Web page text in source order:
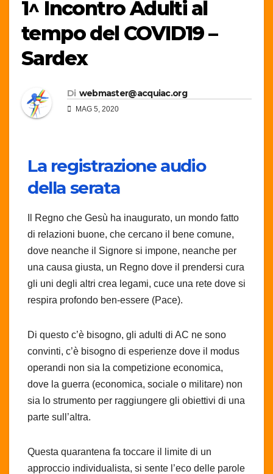
1^ Incontro Adulti al
tempo del COVID19 –
Sardex
Di webmaster@acquiac.org
MAG 5, 2020
La registrazione audio
della serata
Il Regno che Gesù ha inaugurato, un mondo fatto
di relazioni buone, che cercano il bene comune,
dove neanche il Signore si impone, neanche per
una causa giusta, un Regno dove il prendersi cura
gli uni degli altri crea legami, cuce una rete dove si
respira profondo ben-essere (Pace).
Di questo c’è bisogno, gli adulti di AC ne sono
convinti, c’è bisogno di esperienze dove il modus
operandi non sia la competizione economica,
dove la guerra (economica, sociale o militare) non
sia lo strumento per raggiungere gli obiettivi di una
parte sull’altra.
Questa quarantena fa toccare il limite di un
approccio individualista, si sente l’eco delle parole